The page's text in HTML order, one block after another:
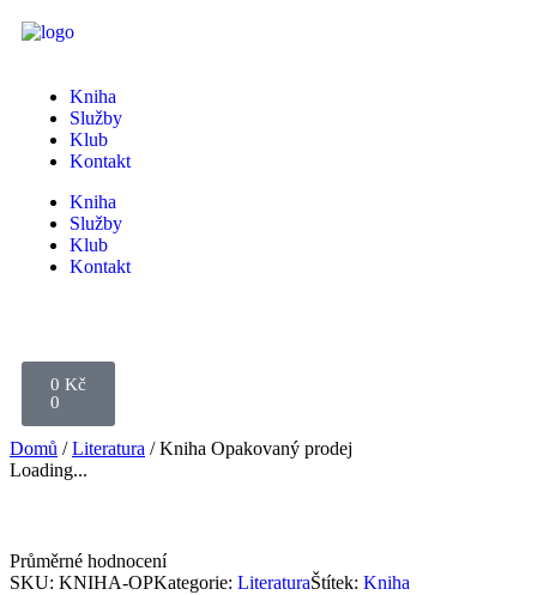
Kniha
Služby
Klub
Kontakt
Kniha
Služby
Klub
Kontakt
0 Kč
0
Domů /Literatura / Kniha Opakovaný prodej
Loading...
Průměrné hodnocení
SKU: KNIHA-OPKategorie: LiteraturaŠtítek: Kniha